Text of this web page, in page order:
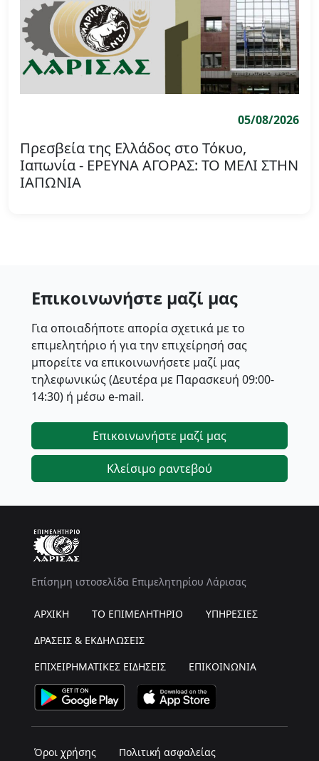
05/08/2026
Πρεσβεία της Ελλάδος στο Τόκυο,
Ιαπωνία - ΕΡΕΥΝΑ ΑΓΟΡΑΣ: ΤΟ ΜΕΛΙ ΣΤΗΝ
ΙΑΠΩΝΙΑ
Επικοινωνήστε μαζί μας
Για οποιαδήποτε απορία σχετικά με το
επιμελητήριο ή για την επιχείρησή σας
μπορείτε να επικοινωνήσετε μαζί μας
τηλεφωνικώς (Δευτέρα με Παρασκευή 09:00-
14:30) ή μέσω e-mail.
Επικοινωνήστε μαζί μας
Κλείσιμο ραντεβού
Επίσημη ιστοσελίδα Επιμελητηρίου Λάρισας
ΑΡΧΙΚΗ ΤΟ ΕΠΙΜΕΛΗΤΗΡΙΟ
ΥΠΗΡΕΣΙΕΣ
ΔΡΑΣΕΙΣ & ΕΚΔΗΛΩΣΕΙΣ
ΕΠΙΧΕΙΡΗΜΑΤΙΚΕΣ ΕΙΔΗΣΕΙΣ
ΕΠΙΚΟΙΝΩΝΙΑ
Όροι χρήσης Πολιτική ασφαλείας